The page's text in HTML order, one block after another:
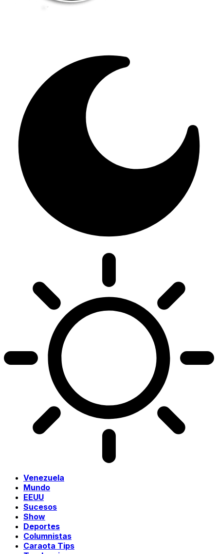
Venezuela
Mundo
EEUU
Sucesos
Show
Deportes
Columnistas
Caraota Tips